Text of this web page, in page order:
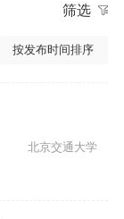
筛选
按发布时间排序
北京交通大学